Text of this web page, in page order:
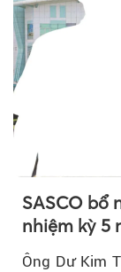
SASCO bổ
nhiệm kỳ 5
Ông Dư Kim